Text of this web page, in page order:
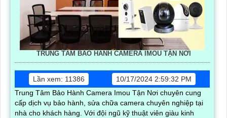
TRUNG TÂM BẢO HÀNH CAMERA IMOU TẬN NƠI
Lần xem: 11386
10/17/2024 2:59:32 PM
Trung Tâm Bảo Hành Camera Imou Tận Nơi chuyên cung
cấp dịch vụ bảo hành, sửa chữa camera chuyên nghiệp tại
nhà cho khách hàng. Với đội ngũ kỹ thuật viên giàu kinh